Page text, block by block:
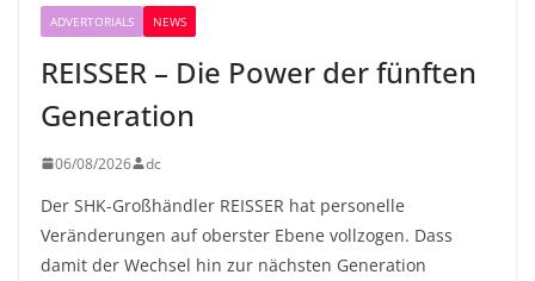
ADVERTORIALS NEWS
REISSER – Die Power der fünften
Generation
06/08/2026 dc
Der SHK-Großhändler REISSER hat personelle
Veränderungen auf oberster Ebene vollzogen. Dass
damit der Wechsel hin zur nächsten Generation